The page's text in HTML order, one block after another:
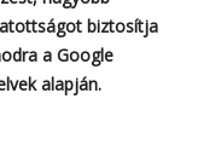
biztosítja
a Google
alapján.